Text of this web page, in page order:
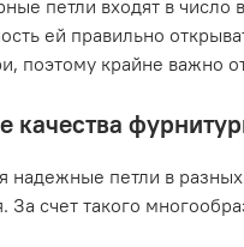
петли входят в число
ей правильно
поэтому крайне важно
качества
надежные петли в
За счет такого